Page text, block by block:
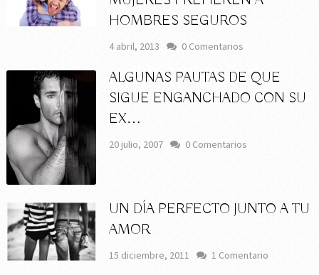
HOMBRES SEGUROS
4 abril, 2013 0 Comentarios
ALGUNAS PAUTAS DE QUE
SIGUE ENGANCHADO CON SU
EX…
20 julio, 2007 0 Comentarios
UN DÍA PERFECTO JUNTO A TU
AMOR
15 diciembre, 2011 1 Comentario